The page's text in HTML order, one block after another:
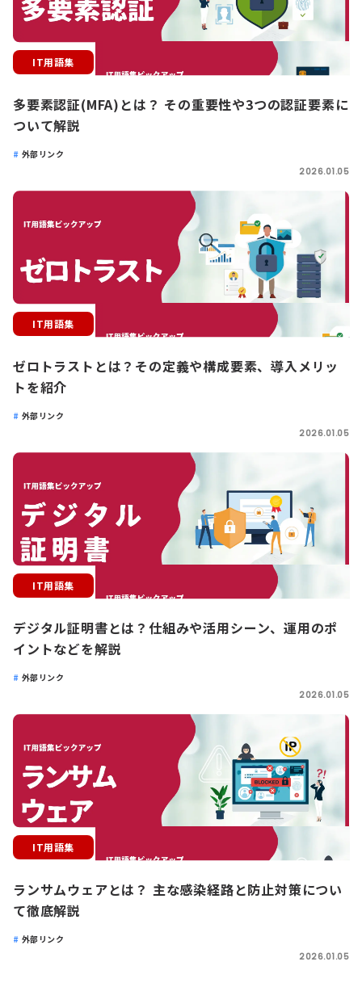
IT用語集
多要素認証(MFA)とは？ その重要性や3つの認証要素に
ついて解説
外部リンク
2026.01.05
IT用語集
ゼロトラストとは？その定義や構成要素、導入メリッ
トを紹介
外部リンク
2026.01.05
IT用語集
デジタル証明書とは？仕組みや活用シーン、運用のポ
イントなどを解説
外部リンク
2026.01.05
IT用語集
ランサムウェアとは？ 主な感染経路と防止対策につい
て徹底解説
外部リンク
2026.01.05